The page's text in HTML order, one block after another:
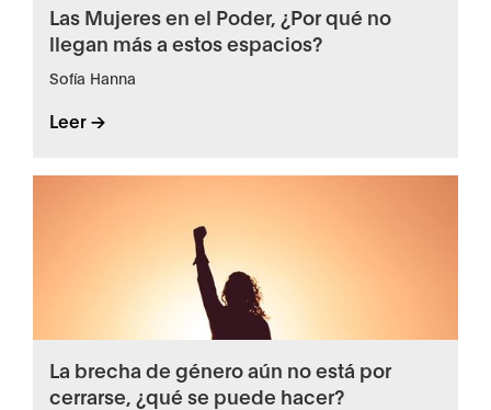
Las Mujeres en el Poder, ¿Por qué no
llegan más a estos espacios?
Sofía Hanna
Leer ->
La brecha de género aún no está por
cerrarse, ¿qué se puede hacer?